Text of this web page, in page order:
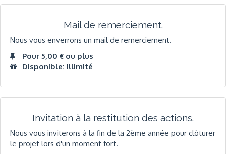
Mail de remerciement.
Nous vous enverrons un mail de remerciement.
Pour 5,00 € ou plus
Disponible: Illimité
Invitation à la restitution des actions.
Nous vous inviterons à la fin de la 2ème année pour clôturer
le projet lors d'un moment fort.